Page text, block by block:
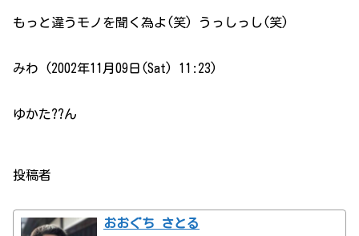
もっと違うモノを聞く為よ(笑) うっしっし(笑)
みわ (2002年11月09日(Sat) 11:23)
ゆかた??ん
投稿者
おおぐち さとる